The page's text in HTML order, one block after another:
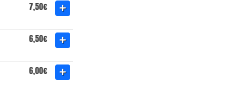
7,50€
6,50€
6,00€